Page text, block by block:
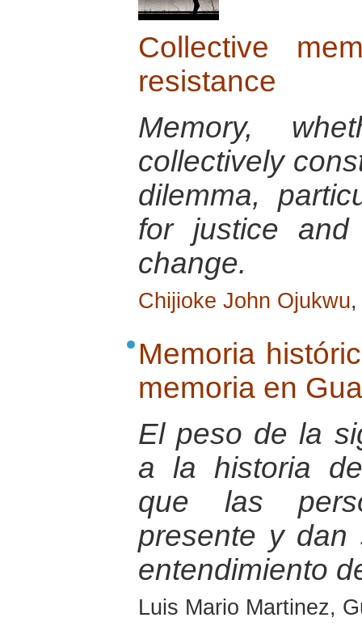
Collective
resistance
Memory,
collectively
dilemma,
for justice
change.
Chijioke John Ojukwu
Memoria
memoria en
El peso de la
a la historia
que las
presente y
entendimiento
Luis Mario Martinez,